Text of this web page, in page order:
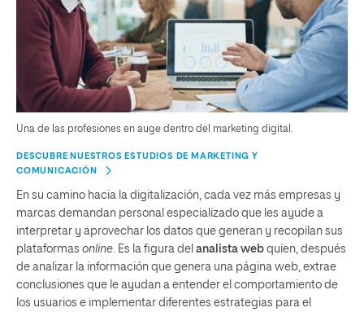
Una de las profesiones en auge dentro del marketing digital.
DESCUBRE NUESTROS ESTUDIOS DE MARKETING Y
COMUNICACIÓN
En su camino hacia la digitalización, cada vez más empresas y
marcas demandan personal especializado que les ayude a
interpretar y aprovechar los datos que generan y recopilan sus
plataformas online . Es la figura del analista web quien, después
de analizar la información que genera una página web, extrae
conclusiones que le ayudan a entender el comportamiento de
los usuarios e implementar diferentes estrategias para el